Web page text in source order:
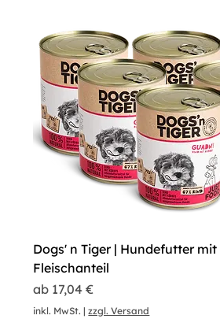
Dogs' n Tiger | Hundefutter
Fleischanteil
ab 17,04 €
Sale-Preis
inkl. MwSt. |zzgl. Versand